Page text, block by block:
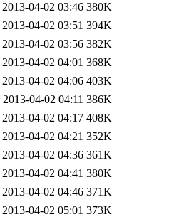
2013-04-02 03:46 380K
2013-04-02 03:51 394K
2013-04-02 03:56 382K
2013-04-02 04:01 368K
2013-04-02 04:06 403K
2013-04-02 04:11 386K
2013-04-02 04:17 408K
2013-04-02 04:21 352K
2013-04-02 04:36 361K
2013-04-02 04:41 380K
2013-04-02 04:46 371K
2013-04-02 05:01 373K